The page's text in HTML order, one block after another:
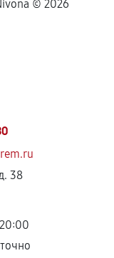
© 2026
38